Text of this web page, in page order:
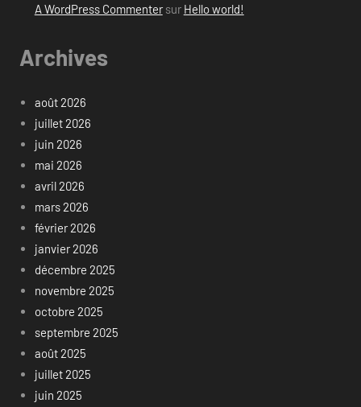
A WordPress Commentersur Hello world!
Archives
août 2026
juillet 2026
juin 2026
mai 2026
avril 2026
mars 2026
février 2026
janvier 2026
décembre 2025
novembre 2025
octobre 2025
septembre 2025
août 2025
juillet 2025
juin 2025